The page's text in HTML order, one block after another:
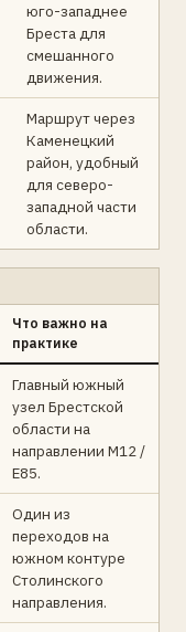
юго-западнее
Бреста для
смешанного
движения.
Маршрут через
Каменецкий
район, удобный
для северо-
западной части
области.
Что важно на
практике
Главный южный
узел Брестской
области на
направлении М12 /
Е85.
Один из
переходов на
южном контуре
Столинского
направления.